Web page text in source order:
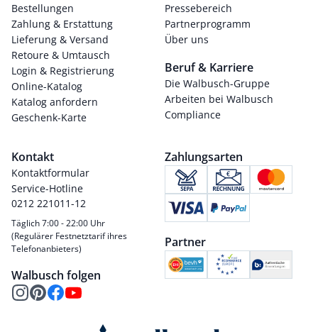
Bestellungen
Zahlung & Erstattung
Lieferung & Versand
Retoure & Umtausch
Login & Registrierung
Online-Katalog
Katalog anfordern
Geschenk-Karte
Pressebereich
Partnerprogramm
Über uns
Beruf & Karriere
Die Walbusch-Gruppe
Arbeiten bei Walbusch
Compliance
Kontakt
Kontaktformular
Service-Hotline
0212 221011-12
Täglich 7:00 - 22:00 Uhr
(Regulärer Festnetztarif ihres
Telefonanbieters)
Walbusch folgen
Zahlungsarten
Partner